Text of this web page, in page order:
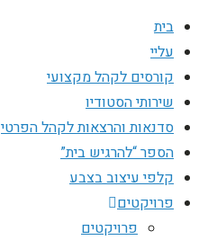
בית
עליי
קורסים לקהל מקצועי
שירותי הסטודיו
סדנאות והרצאות לקהל הפרטי
הספר “להרגיש בית”
קלפי עיצוב בצבע
פרויקטים
פרויקטים